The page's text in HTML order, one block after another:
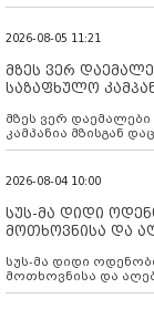
2026-08-05 11:21
მზეს ვერ
საზაფხულო
მზეს ვერ დაემალები
კამპანია მზისგან
გვახსენებს
2026-08-04 10:00
სუს-მა დიდი
მოთხოვნისა და
დააკავა
სუს-მა დიდი ოდენობით ქრთამის
მოთხოვნისა და
მერიის